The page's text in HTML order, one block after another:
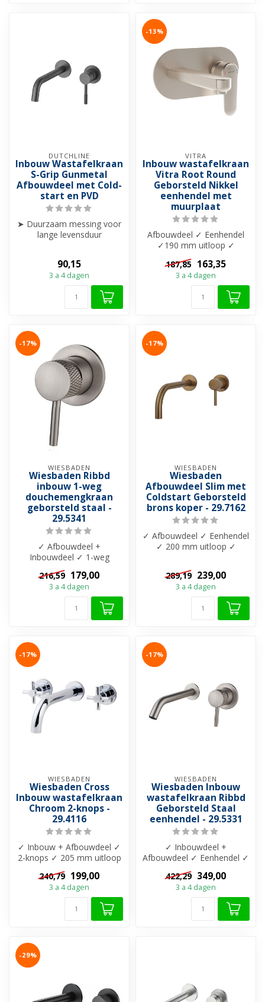
DUTCHLINE
Inbouw Wastafelkraan
S-Grip Gunmetal
Afbouwdeel met Cold-
start en PVD
➤ Duurzaam messing voor
lange levensduur
90,15
3 a 4 dagen
-13%
VITRA
Inbouw wastafelkraan
Vitra Root Round
Geborsteld Nikkel
eenhendel met
muurplaat
Afbouwdeel ✓ Eenhendel
✓190 mm uitloop ✓
Messing materiaal✓
Beschikbaar in 5 kle...
187,85 163,35
3 a 4 dagen
-17%
WIESBADEN
Wiesbaden Ribbd
inbouw 1-weg
douchemengkraan
geborsteld staal -
29.5341
✓ Afbouwdeel +
Inbouwdeel ✓ 1-weg
douchemengkraan ✓
Omstelkraan ✓ Messing
materi...
216,59 179,00
3 a 4 dagen
-17%
WIESBADEN
Wiesbaden
Afbouwdeel Slim met
Coldstart Geborsteld
brons koper - 29.7162
✓ Afbouwdeel ✓ Eenhendel
✓ 200 mm uitloop ✓
Gecoat ✓ Coolsta...
289,19 239,00
3 a 4 dagen
-17%
WIESBADEN
Wiesbaden Cross
Inbouw wastafelkraan
Chroom 2-knops -
29.4116
✓ Inbouw + Afbouwdeel ✓
2-knops ✓ 205 mm uitloop
✓ Messing materiaal ✓
Gepolijst...
240,79 199,00
3 a 4 dagen
-17%
WIESBADEN
Wiesbaden Inbouw
wastafelkraan Ribbd
Geborsteld Staal
eenhendel - 29.5331
✓ Inbouwdeel +
Afbouwdeel ✓ Eenhendel ✓
179,5 mm uitloop ✓
Messing materiaal ✓ K...
422,29 349,00
3 a 4 dagen
-29%